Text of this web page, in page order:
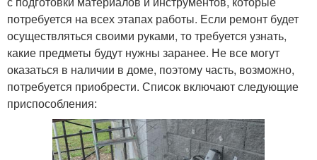
потребуется на всех этапах работы. Если ремонт будет
осуществляться своими руками, то требуется узнать,
какие предметы будут нужны заранее. Не все могут
оказаться в наличии в доме, поэтому часть, возможно,
потребуется приобрести. Список включают следующие
приспособления: